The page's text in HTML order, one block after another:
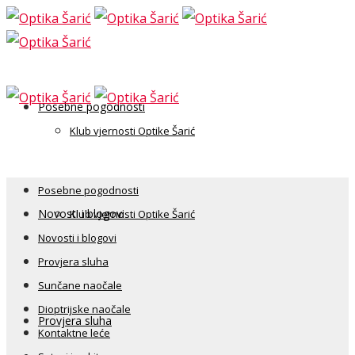
Posebne pogodnosti
Klub vjernosti Optike Šarić
Novosti i blogovi
Provjera sluha
Posebne pogodnosti
Klub vjernosti Optike Šarić
Novosti i blogovi
Provjera sluha
Sunčane naočale
Dioptrijske naočale
Kontaktne leće